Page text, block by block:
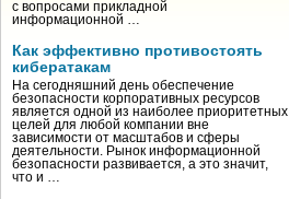
с вопросами прикладной
информационной …
Как эффективно противостоять
кибератакам
На сегодняшний день обеспечение
безопасности корпоративных ресурсов
является одной из наиболее приоритетных
целей для любой компании вне
зависимости от масштабов и сферы
деятельности. Рынок информационной
безопасности развивается, а это значит,
что и …